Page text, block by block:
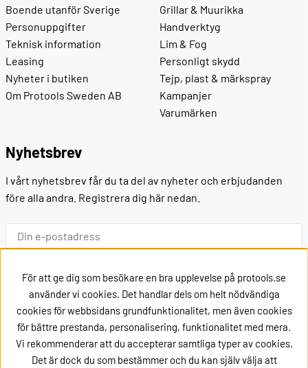
Boende utanför Sverige
Personuppgifter
Teknisk information
Leasing
Nyheter i butiken
Om Protools Sweden AB
Grillar & Muurikka
Handverktyg
Lim & Fog
Personligt skydd
Tejp, plast & märkspray
Kampanjer
Varumärken
Nyhetsbrev
I vårt nyhetsbrev får du ta del av nyheter och erbjudanden
före alla andra. Registrera dig här nedan.
Ok
Kontakt
För att ge dig som besökare en bra upplevelse på protools.se
använder vi cookies. Det handlar dels om helt nödvändiga
cookies för webbsidans grundfunktionalitet, men även cookies
för bättre prestanda, personalisering, funktionalitet med mera.
Vi rekommenderar att du accepterar samtliga typer av cookies.
Det är dock du som bestämmer och du kan själv välja att